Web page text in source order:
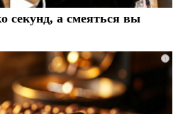
секунд, а смеяться вы
i